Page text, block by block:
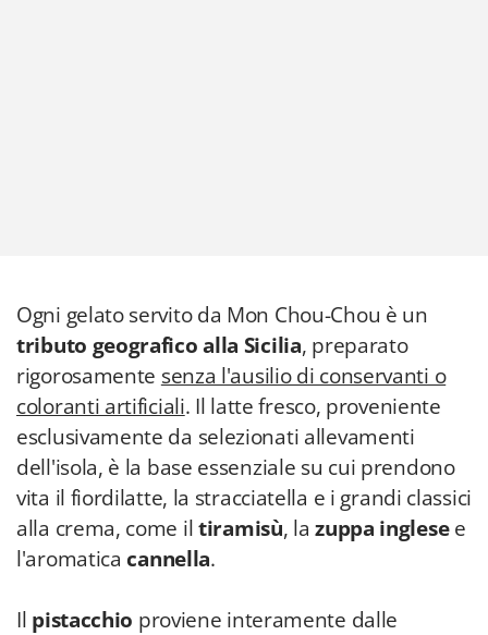
Ogni gelato servito da Mon Chou-Chou è un
tributo geografico alla Sicilia, preparato
rigorosamente senza l'ausilio di conservanti o
coloranti artificiali. Il latte fresco, proveniente
esclusivamente da selezionati allevamenti
dell'isola, è la base essenziale su cui prendono
vita il fiordilatte, la stracciatella e i grandi classici
alla crema, come iltiramisù, lazuppa inglesee
l'aromatica cannella.
Il pistacchio proviene interamente dalle